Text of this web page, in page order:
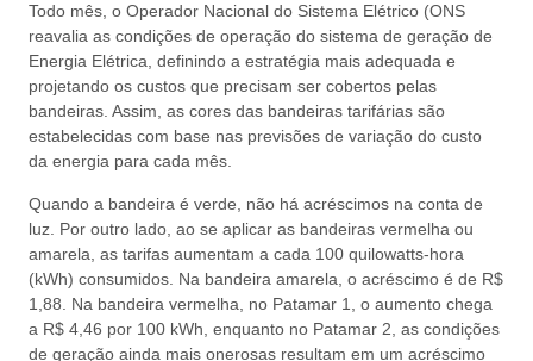
Todo mês, o Operador Nacional do Sistema Elétrico (ONS
reavalia as condições de operação do sistema de geração de
Energia Elétrica, definindo a estratégia mais adequada e
projetando os custos que precisam ser cobertos pelas
bandeiras. Assim, as cores das bandeiras tarifárias são
estabelecidas com base nas previsões de variação do custo
da energia para cada mês.
Quando a bandeira é verde, não há acréscimos na conta de
luz. Por outro lado, ao se aplicar as bandeiras vermelha ou
amarela, as tarifas aumentam a cada 100 quilowatts-hora
(kWh) consumidos. Na bandeira amarela, o acréscimo é de R$
1,88. Na bandeira vermelha, no Patamar 1, o aumento chega
a R$ 4,46 por 100 kWh, enquanto no Patamar 2, as condições
de geração ainda mais onerosas resultam em um acréscimo